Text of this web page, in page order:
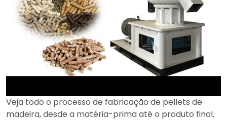
►
Veja todo o processo de fabricação de pellets de
madeira, desde a matéria-prima até o produto final.